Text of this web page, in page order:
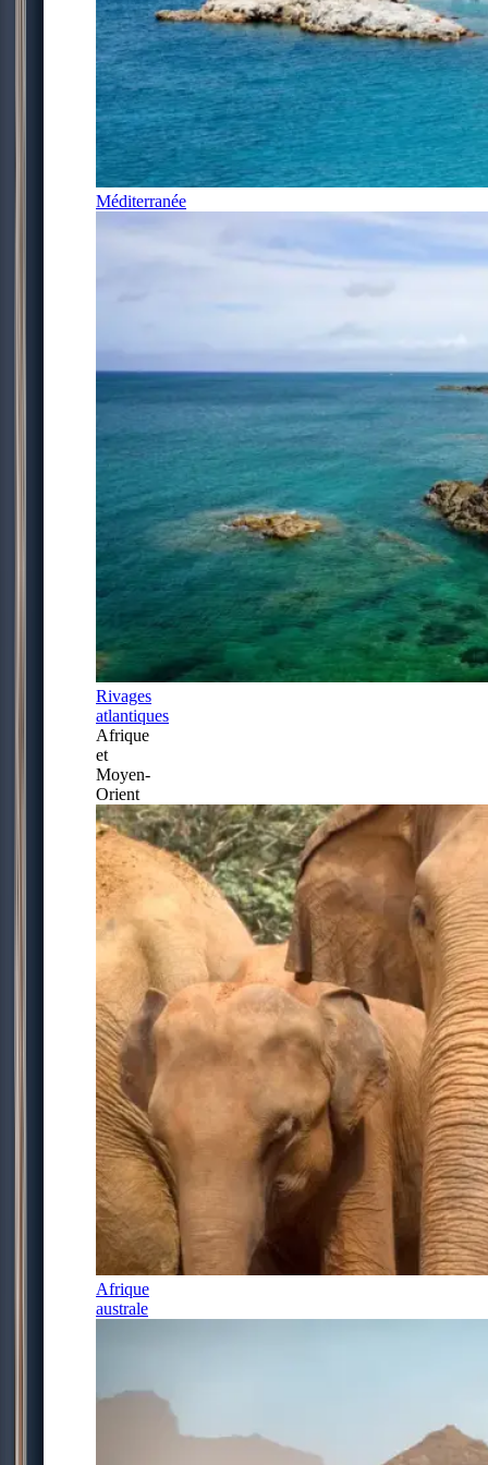
Méditerranée
Rivages
atlantiques
Afrique
et
Moyen-
Orient
Afrique
australe